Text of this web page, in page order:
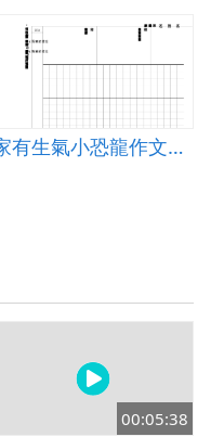
家有生氣小恐龍作文寫作單
00:05:38